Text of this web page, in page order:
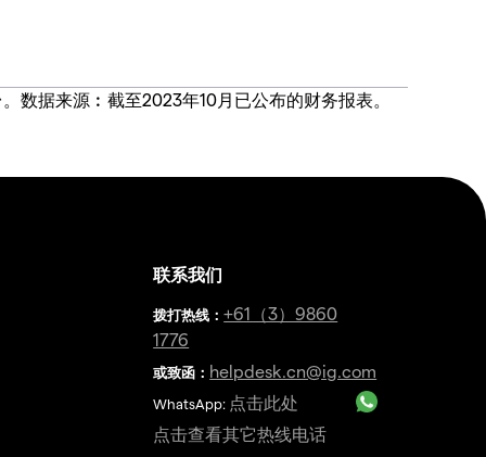
数据来源︰截至2023年10月已公布的财务报表。
联系我们
拨打热线 ：+61（3）9860
1776
或致函： helpdesk.cn@ig.com
WhatsApp: 点击此处
点击查看其它热线电话